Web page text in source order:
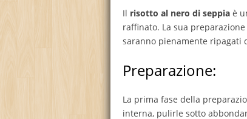
Il risotto al nero di seppia è
raffinato. La sua
saranno pienamente ripagati
Preparazione:
La prima fase della
interna, pulirle sotto